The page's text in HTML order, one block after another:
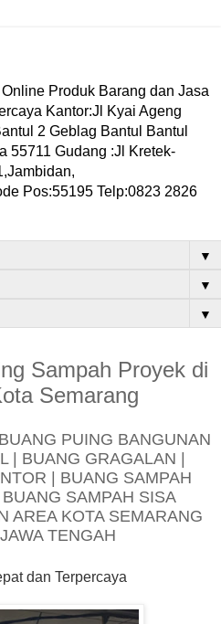
Produk Barang dan Jasa
Kantor:Jl Kyai Ageng
2 Geblag Bantul Bantul
55711 Gudang :Jl Kretek-
Pos:55195 Telp:0823 2826
▼
▼
▼
Sampah Proyek di
Semarang
PUING BANGUNAN
| BUANG GRAGALAN |
| BUANG SAMPAH
SAMPAH SISA
AREA KOTA SEMARANG
TENGAH
dan Terpercaya